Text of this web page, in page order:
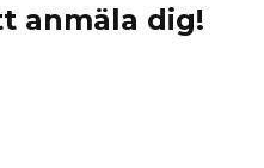
anmäla dig!